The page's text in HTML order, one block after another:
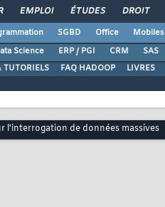
EMPLOI ÉTUDES DROIT
SGBD Office Mobiles
Science ERP / PGI CRM SAS
TUTORIELS FAQ HADOOP LIVRES
l'interrogation de données massives